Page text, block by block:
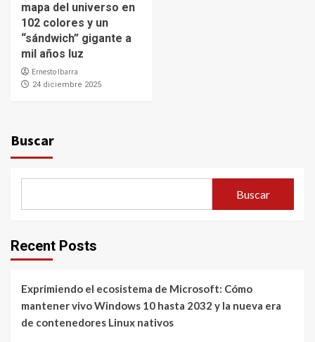
mapa del universo en
102 colores y un
“sándwich” gigante a
mil años luz
Ernesto Ibarra
24 diciembre 2025
Buscar
Buscar
Recent Posts
Exprimiendo el ecosistema de Microsoft: Cómo
mantener vivo Windows 10 hasta 2032 y la nueva era
de contenedores Linux nativos